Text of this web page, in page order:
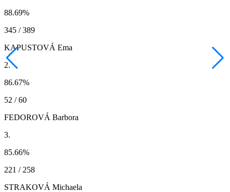
88.69%
345 / 389
KAPUSTOVÁ Ema
2.
86.67%
52 / 60
FEDOROVÁ Barbora
3.
85.66%
221 / 258
STRAKOVÁ Michaela